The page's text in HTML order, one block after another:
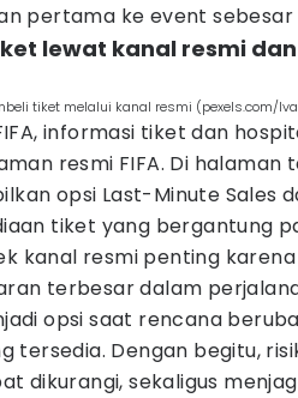
pertama ke event sebesar
lewat kanal resmi
tiket melalui kanal resmi (pexels.com/
informasi tiket dan
resmi FIFA. Di halaman
opsi Last-Minute Sales
tiket yang bergantung
kanal resmi penting
terbesar dalam
opsi saat rencana
tersedia. Dengan begitu,
dikurangi, sekaligus